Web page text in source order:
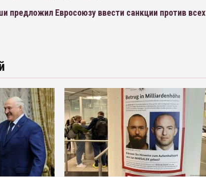
предложил Евросоюзу ввести санкции против всех